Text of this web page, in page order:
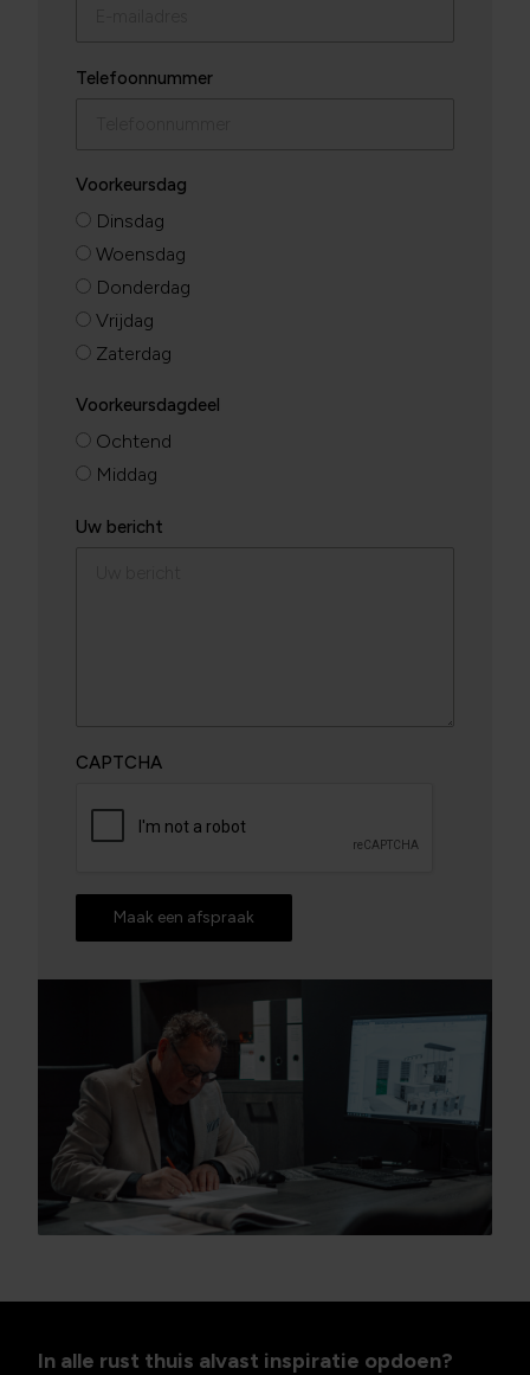
Telefoonnummer
Voorkeursdag
Dinsdag
Woensdag
Donderdag
Vrijdag
Zaterdag
Voorkeursdagdeel
Ochtend
Middag
Uw bericht
CAPTCHA
Maak een afspraak
In alle rust thuis alvast inspiratie opdoen?